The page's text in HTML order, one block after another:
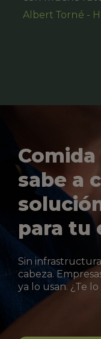
Albert Torné -
sabe a
para tu
Sin
cabeza.
ya lo usan. ¿Te